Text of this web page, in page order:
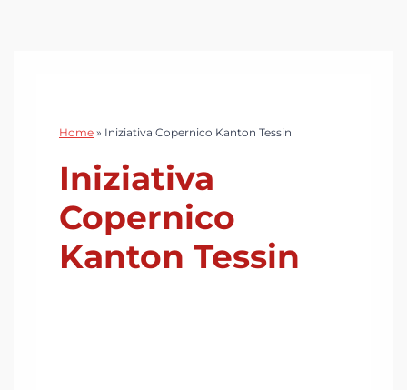
Home » Iniziativa Copernico Kanton Tessin
Iniziativa
Copernico
Kanton Tessin